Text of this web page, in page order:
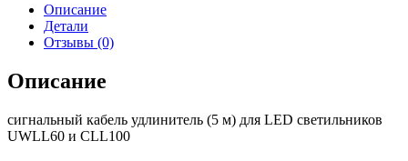
Описание
Детали
Отзывы (0)
Описание
сигнальный кабель удлинитель (5 м) для LED светильников
UWLL60 и CLL100